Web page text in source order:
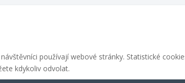
používají webové stránky. Statistické
kdykoliv odvolat.